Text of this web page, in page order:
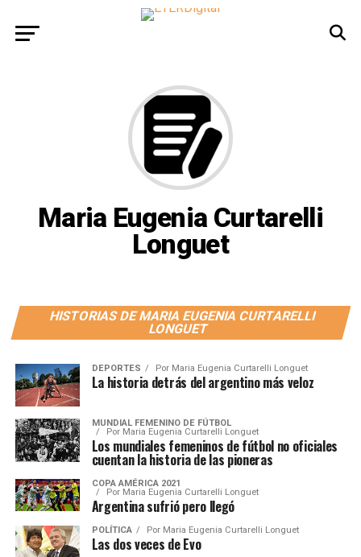
Maria Eugenia Curtarelli
Longuet
HISTORIAS DE MARIA EUGENIA CURTARELLI
LONGUET
DEPORTES Por Maria Eugenia Curtarelli Longuet
La historia detrás del argentino más veloz
MUNDIAL FEMENINO DE FÚTBOL
Por Maria Eugenia Curtarelli Longuet
Los mundiales femeninos de fútbol no oficiales
cuentan la historia de las pioneras
COPA AMÉRICA 2021
Por Maria Eugenia Curtarelli Longuet
Argentina sufrió pero llegó
POLÍTICA Por Maria Eugenia Curtarelli Longuet
Las dos veces de Evo